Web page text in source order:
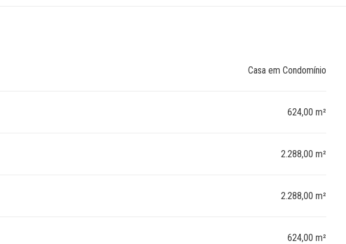
Casa em Condomínio
624,00 m²
2.288,00 m²
2.288,00 m²
624,00 m²